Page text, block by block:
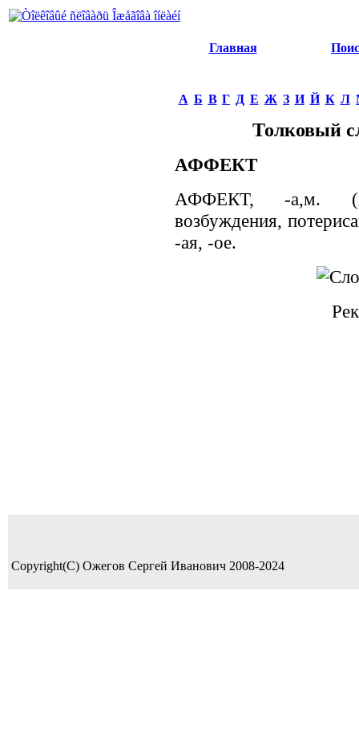
Главная
А Б В Г Д Е Ж З И Й К Л
Толковый
АФФЕКТ
АФФЕКТ, -а,м.
возбуждения,
-ая, -ое.
Copyright(C) Ожегов Сергей Иванович 2008-2024